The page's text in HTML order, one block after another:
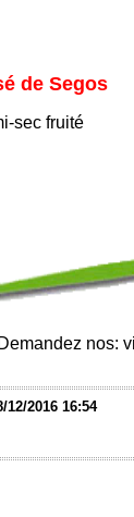
de Segos
sec fruité
nos:
12/2016 16:54